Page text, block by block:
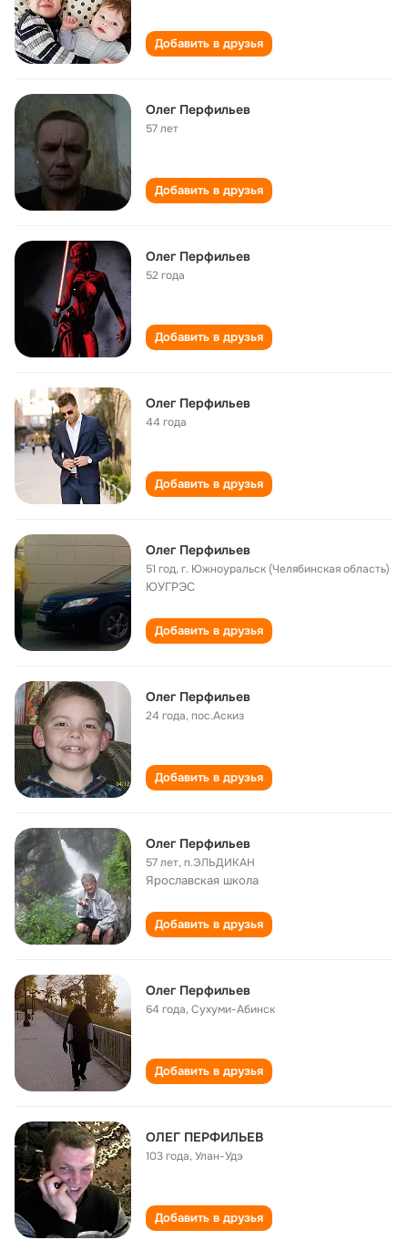
Добавить в друзья
Олег Перфильев
57 лет
Добавить в друзья
Олег Перфильев
52 года
Добавить в друзья
Олег Перфильев
44 года
Добавить в друзья
Олег Перфильев
51 год,г. Южноуральск (Челябинская область)
ЮУГРЭС
Добавить в друзья
Олег Перфильев
24 года,пос.Аскиз
Добавить в друзья
Олег Перфильев
57 лет,п.ЭЛЬДИКАН
Ярославская школа
Добавить в друзья
Олег Перфильев
64 года,Сухуми-Абинск
Добавить в друзья
ОЛЕГ ПЕРФИЛЬЕВ
103 года,Улан-Удэ
Добавить в друзья